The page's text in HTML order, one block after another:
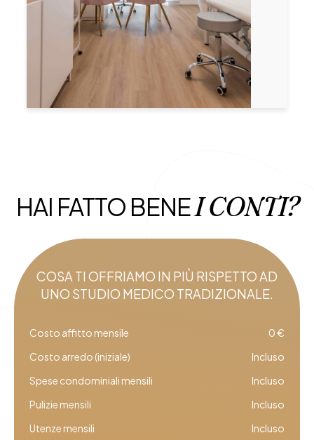
HAI FATTO BENEI CONTI?
COSA TI OFFRIAMO IN PIÙ RISPETTO AD
UNO STUDIO MEDICO TRADIZIONALE.
Costo affitto mensile
0 €
Costo arredo (iniziale)
Incluso
Spese condominiali mensili
Incluso
Pulizie mensili
Incluso
Utenze mensili
Incluso